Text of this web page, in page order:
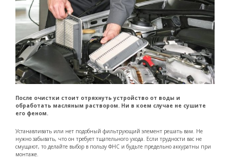
После очистки стоит отряхнуть устройство от воды и
обработать масляным раствором. Ни в коем случае не сушите
его феном.
Устанавливать или нет подобный фильтрующий элемент решать вам. Не
нужно забывать, что он требует тщательного ухода. Если трудности вас не
смущают, то делайте выбор в пользу ФНС и будьте предельно аккуратны при
монтаже.